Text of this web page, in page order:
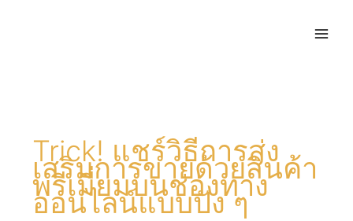
Trick! แชร์วิธีการส่ง
เสริมการขายด้วยสินค้า
พรีเมี่ยมบนช่องทาง
ออนไลน์แบบปัง ๆ